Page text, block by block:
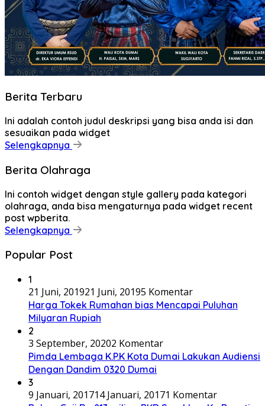
Berita Terbaru
Ini adalah contoh judul deskripsi yang bisa anda isi dan
sesuaikan pada widget
Selengkapnya
Berita Olahraga
Ini contoh widget dengan style gallery pada kategori
olahraga, anda bisa mengaturnya pada widget recent
post wpberita.
Selengkapnya
Popular Post
1
21 Juni, 201921 Juni, 20195 Komentar
Harga Tokek Rumahan bias Mencapai Puluhan
Milyaran Rupiah
2
3 September, 20202 Komentar
Pimda Lembaga K.P.K Kota Dumai Lakukan Audiensi
Dengan Dandim 0320 Dumai
3
9 Januari, 201714 Januari, 20171 Komentar